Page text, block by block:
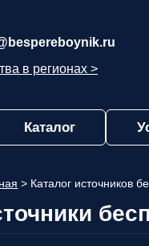
в регионах >
Каталог
> Каталог источников